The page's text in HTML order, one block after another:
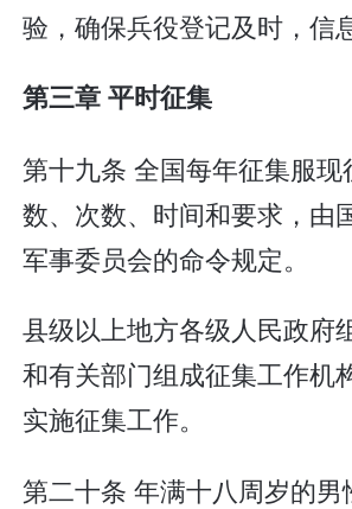
验，确保兵役登记及时，信
第三章 平时征集
第十九条 全国每年征集服现
数、次数、时间和要求，由
军事委员会的命令规定。
县级以上地方各级人民政府
和有关部门组成征集工作机
实施征集工作。
第二十条 年满十八周岁的男